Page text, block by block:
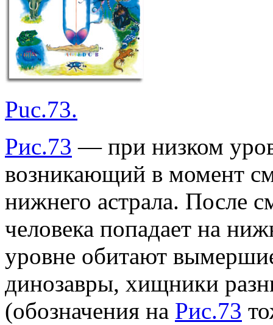
Puc.73.
Рис.73 — при низком
возникающий в момент
нижнего астрала. После
человека попадает на
уровне обитают
динозавры, хищники
(обозначения на Рис.73